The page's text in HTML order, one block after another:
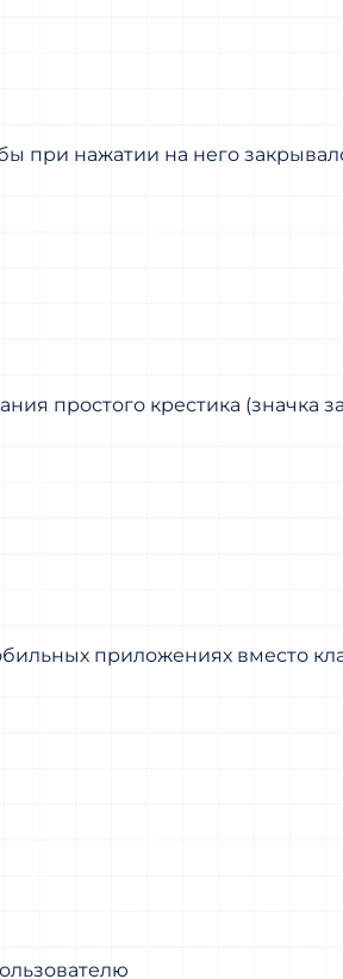
при нажатии на него
простого крестика (значка
приложениях вместо